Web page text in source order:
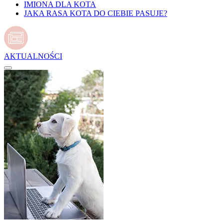
IMIONA DLA KOTA
JAKA RASA KOTA DO CIEBIE PASUJE?
AKTUALNOŚCI